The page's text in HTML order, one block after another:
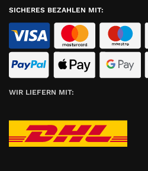
SICHERES BEZAHLEN MIT:
WIR LIEFERN MIT: